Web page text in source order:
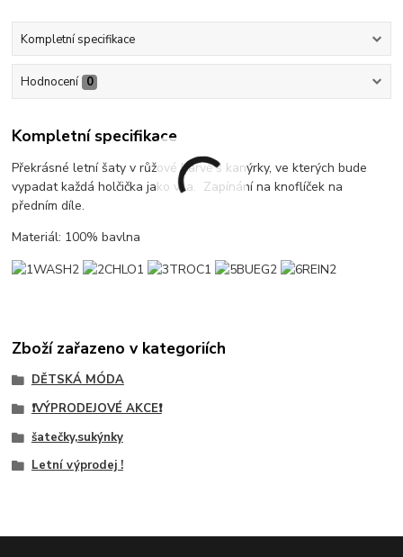
Kompletní specifikace
Hodnocení 0
Kompletní specifikace
Překrásné letní šaty v růžové barvě s kanýrky, ve kterých bude
vypadat každá holčička jako víla. Zapínání na knoflíček na
předním díle.
Materiál: 100% bavlna
Zboží zařazeno v kategoriích
DĚTSKÁ MÓDA
❗VÝPRODEJOVÉ AKCE❗
šatečky,sukýnky
Letní výprodej !